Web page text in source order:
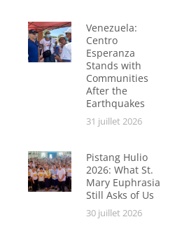
Venezuela:
Centro
Esperanza
Stands with
Communities
After the
Earthquakes
31 juillet 2026
Pistang Hulio
2026: What St.
Mary Euphrasia
Still Asks of Us
30 juillet 2026